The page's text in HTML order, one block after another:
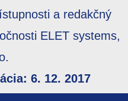
a redakčný
ELET systems,
6. 12. 2017